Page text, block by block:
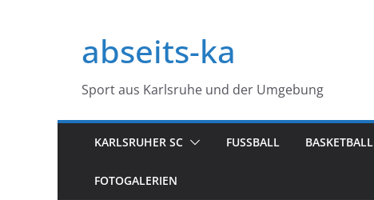
springenabseits-ka
Sport aus Karlsruhe und der Umgebung
KARLSRUHER SC FUSSBALL BASKETBALL
FOTOGALERIEN